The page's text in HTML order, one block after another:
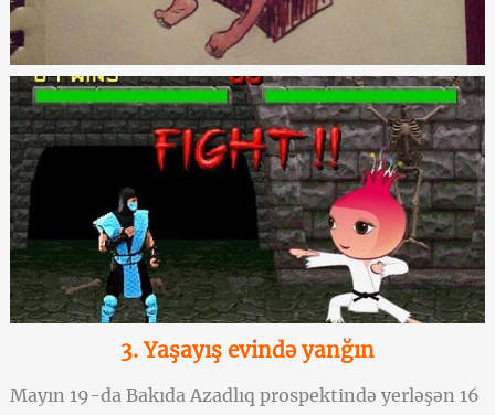
3. Yaşayış evində yanğın
Mayın 19-da Bakıda Azadlıq prospektində yerləşən 16